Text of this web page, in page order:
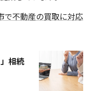
で不動産の買取に対応
相続